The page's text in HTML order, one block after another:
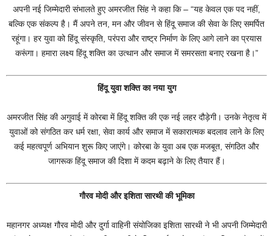
अपनी नई जिम्मेदारी संभालते हुए अमरजीत सिंह ने कहाकि – “यह केवल एक पद नहीं,
बल्कि एक संकल्प है। मैं अपने तन, मन और जीवन से हिंदू समाज की सेवा के लिए समर्पित
रहूंगा। हर युवा को हिंदू संस्कृति, परंपरा और राष्ट्र निर्माण के लिए आगे लाने का प्रयास
करूंगा। हमारा लक्ष्य हिंदू शक्ति का उत्थान और समाज में समरसता बनाए रखना है।”
हिंदू युवा शक्ति का नया युग
अमरजीत सिंह की अगुवाई में कोरबा में हिंदू शक्ति की एक नई लहर दौड़ेगी। उनके नेतृत्व में
युवाओं को संगठित कर धर्म रक्षा, सेवा कार्य और समाज में सकारात्मक बदलाव लाने के लिए
कई महत्वपूर्ण अभियान शुरू किए जाएंगे। कोरबा के युवा अब एक मजबूत, संगठित और
जागरूक हिंदू समाज की दिशा में कदम बढ़ाने के लिए तैयार हैं।
गौरव मोदी और इशिता सारथी की भूमिका
महानगर अध्यक्ष गौरव मोदी और दुर्गा वाहिनी संयोजिका इशिता सारथी ने भी अपनी जिम्मेदारी